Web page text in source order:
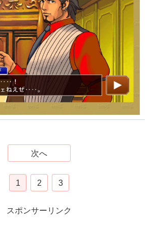
次へ
1 2 3
スポンサーリンク